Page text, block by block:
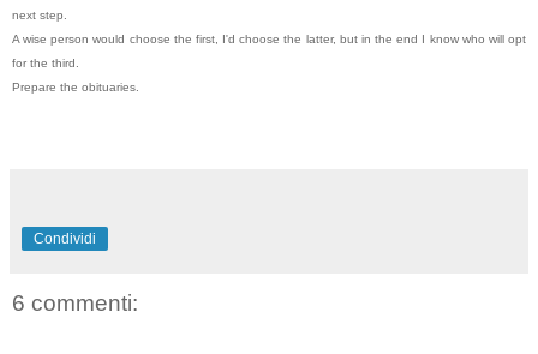
next step.
A wise person would choose the first, I'd choose the latter, but in the end I know who will opt
for the third.
Prepare the obituaries.
Condividi
6 commenti: